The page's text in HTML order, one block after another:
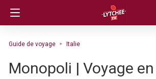
Guide de voyage Italie
Monopoli | Voyage